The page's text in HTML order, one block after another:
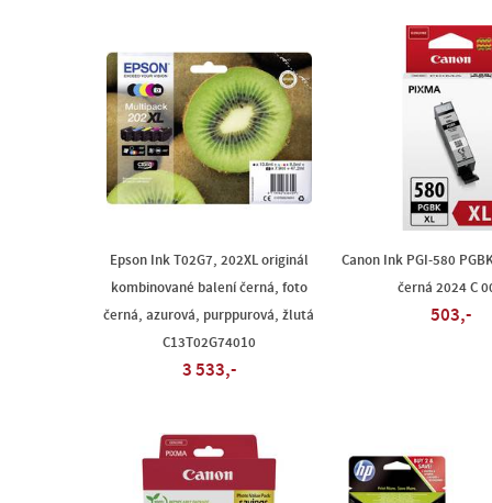
Epson Ink T02G7, 202XL originál
kombinované balení černá, foto
černá, azurová, purppurová, žlutá
C13T02G74010
3 533,-
Canon Ink PGI-580
černá 2024 C
503,-